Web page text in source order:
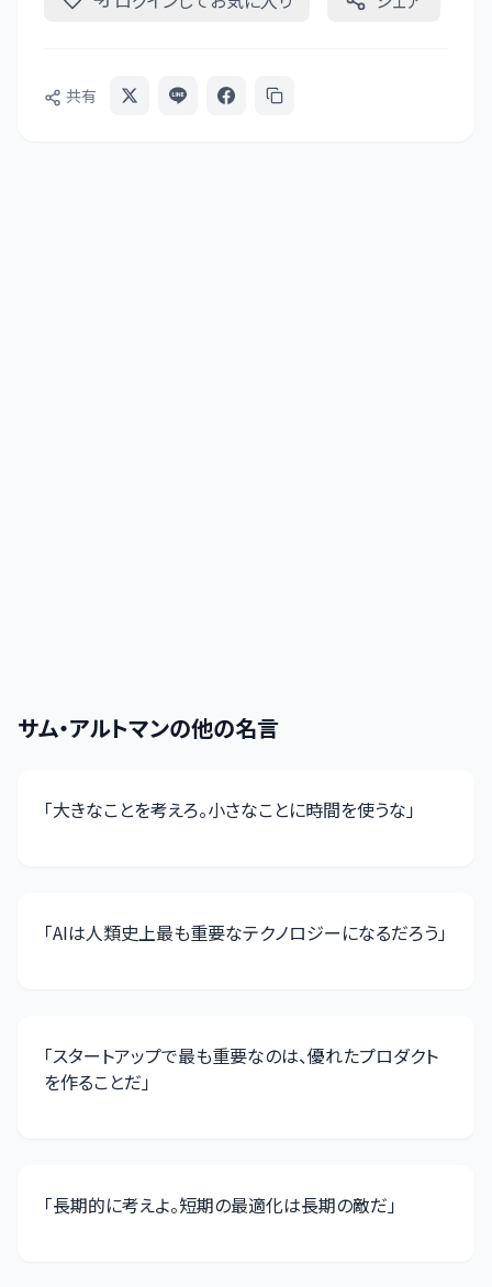
共有
サム・アルトマンの他の名言
「大きなことを考えろ。小さなことに時間を使うな」
「AIは人類史上最も重要なテクノロジーになるだろう」
「スタートアップで最も重要なのは、優れたプロダクト
を作ることだ」
「長期的に考えよ。短期の最適化は長期の敵だ」